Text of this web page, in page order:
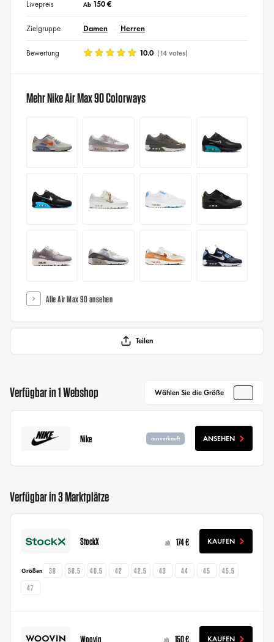
Livepreis Ab150 €
Zielgruppe Damen Herren
Bewertung 10.0 (14 votes)
Mehr Nike Air Max 90 Colorways
Alle Air Max 90 ansehen
Teilen
Verfügbar in 1 Webshop Wählen Sie die Größe
Nike ausverkauft ANSEHEN
Verfügbar in 3 Marktplätze
StockX ab 174 € KAUFEN
Größen 38 38.5 40.5 42 42.5 43 44 45
45.5
47
Woovin ab 150 € KAUFEN